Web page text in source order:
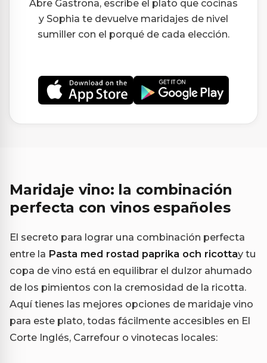
Abre Gastrona, escribe el plato que cocinas
y Sophia te devuelve maridajes de nivel
sumiller con el porqué de cada elección.
Maridaje vino: la combinación
perfecta con vinos españoles
El secreto para lograr una combinación perfecta
entre la Pasta med rostad paprika och ricottay tu
copa de vino está en equilibrar el dulzor ahumado
de los pimientos con la cremosidad de la ricotta.
Aquí tienes las mejores opciones de maridaje vino
para este plato, todas fácilmente accesibles en El
Corte Inglés, Carrefour o vinotecas locales: